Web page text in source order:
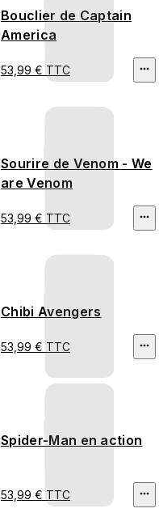
Bouclier de Captain
America
53,99 € TTC
Sourire de Venom - We
are Venom
53,99 € TTC
Chibi Avengers
53,99 € TTC
Spider-Man en action
53,99 € TTC